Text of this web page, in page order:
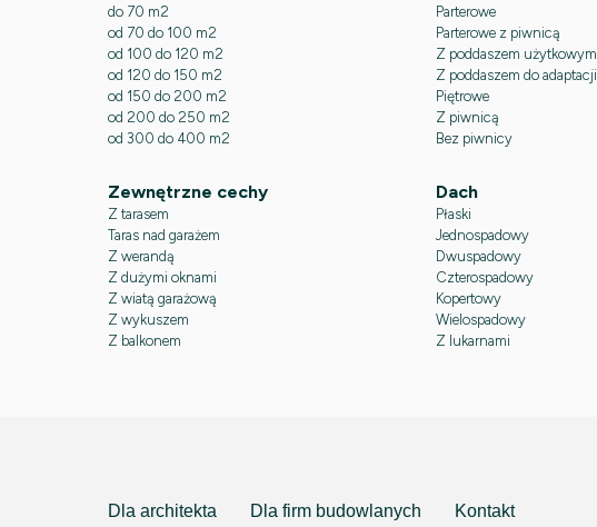
do 70 m2
od 70 do 100 m2
od 100 do 120 m2
od 120 do 150 m2
od 150 do 200 m2
od 200 do 250 m2
od 300 do 400 m2
Parterowe
Parterowe z piwnicą
Z poddaszem użytkowym
Z poddaszem do adaptacji
Piętrowe
Z piwnicą
Bez piwnicy
Zewnętrzne cechy
Z tarasem
Taras nad garażem
Z werandą
Z dużymi oknami
Z wiatą garażową
Z wykuszem
Z balkonem
Dach
Płaski
Jednospadowy
Dwuspadowy
Czterospadowy
Kopertowy
Wielospadowy
Z lukarnami
Dla architekta Dla firm budowlanych Kontakt